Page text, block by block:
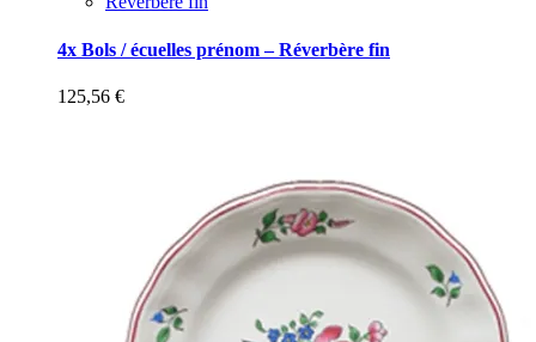
4x Bols / écuelles prénom – Réverbère fin
125,56 €